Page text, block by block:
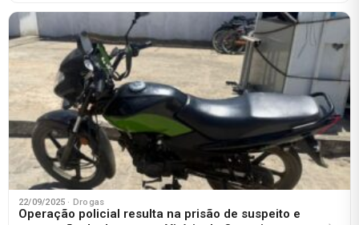
22/09/2025 · Drogas
Operação policial resulta na prisão de suspeito e